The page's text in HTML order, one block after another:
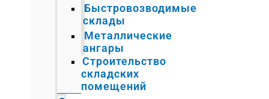
Быстровозводимые
склады
Металлические
ангары
Строительство
складских
помещений